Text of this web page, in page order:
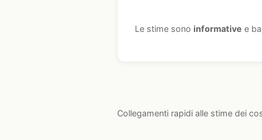
Le stime sono informative e
Collegamenti rapidi alle stime dei